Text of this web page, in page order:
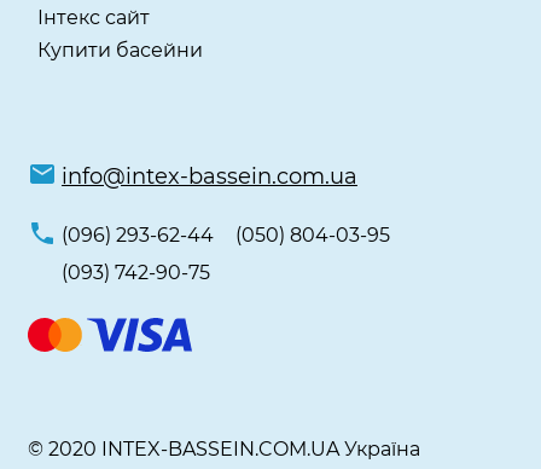
Інтекс сайт
Купити басейни
info@intex-bassein.com.ua
(096) 293-62-44
(050) 804-03-95
(093) 742-90-75
© 2020 INTEX-BASSEIN.COM.UA Україна